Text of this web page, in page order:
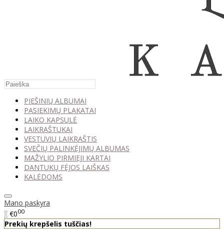
PIEŠINIŲ ALBUMAI
PASIEKIMŲ PLAKATAI
LAIKO KAPSULĖ
LAIKRAŠTUKAI
VESTUVIŲ LAIKRAŠTIS
SVEČIŲ PALINKĖJIMŲ ALBUMAS
MAŽYLIO PIRMIEJI KARTAI
DANTUKŲ FĖJOS LAIŠKAS
KALĖDOMS
Mano paskyra
0 €000
Prekių krepšelis tuščias!